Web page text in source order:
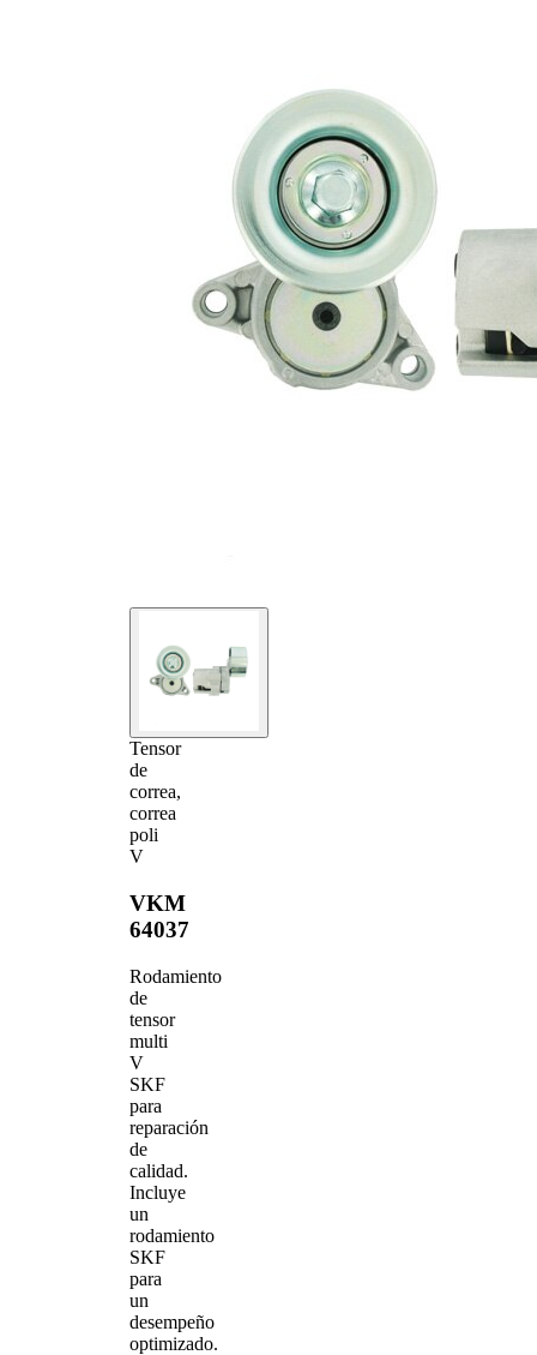
Tensor
de
correa,
correa
poli
V
VKM
64037
Rodamiento
de
tensor
multi
V
SKF
para
reparación
de
calidad.
Incluye
un
rodamiento
SKF
para
un
desempeño
optimizado.